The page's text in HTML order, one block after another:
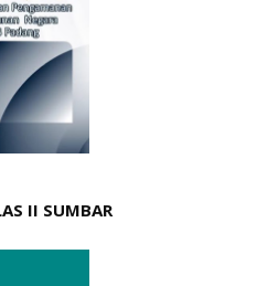
II SUMBAR